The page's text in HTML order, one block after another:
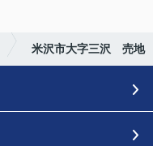
米沢市大字三沢 売地